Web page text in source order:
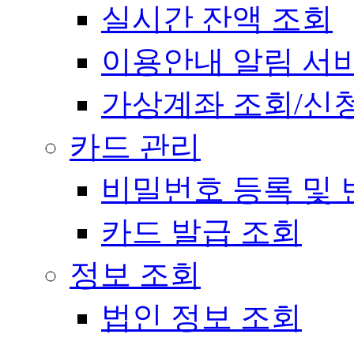
실시간 잔액 조회
이용안내 알림 서
가상계좌 조회/신
카드 관리
비밀번호 등록 및
카드 발급 조회
정보 조회
법인 정보 조회